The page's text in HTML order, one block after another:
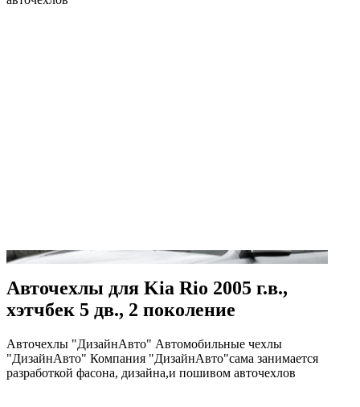
Авточехлы для Kia Rio 2005 г.в.,
хэтчбек 5 дв., 2 поколение
Авточехлы "ДизайнАвто" Автомобильные чехлы
"ДизайнАвто" Компания "ДизайнАвто"сама занимается
разработкой фасона, дизайна,и пошивом авточехлов